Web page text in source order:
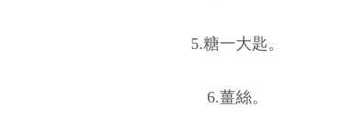
5.糖一大匙。
6.薑絲。